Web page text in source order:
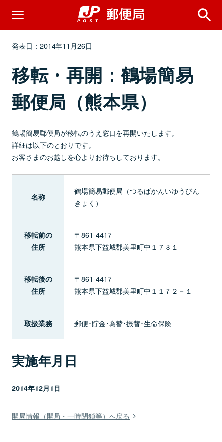
発表日：2014年11月26日
移転・再開：鶴場簡易
郵便局（熊本県）
鶴場簡易郵便局が移転のうえ窓口を再開いたします。
詳細は以下のとおりです。
お客さまのお越しを心よりお待ちしております。
名称
鶴場簡易郵便局（つるばかんいゆうびん
きょく）
移転前の
住所
〒861-4417
熊本県下益城郡美里町中１７８１
移転後の
住所
〒861-4417
熊本県下益城郡美里町中１１７２－１
取扱業務 郵便･貯金･為替･振替･生命保険
実施年月日
2014年12月1日
開局情報（開局・一時閉鎖等）へ戻る